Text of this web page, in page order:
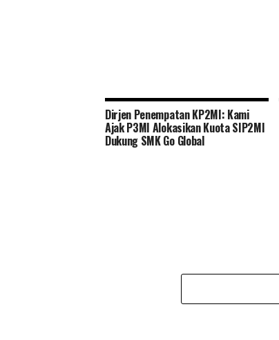
Dirjen Penempatan KP2MI: Kami
Ajak P3MI Alokasikan Kuota SIP2MI
Dukung SMK Go Global